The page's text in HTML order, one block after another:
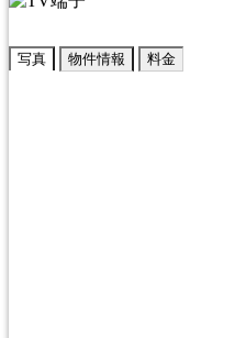
写真 物件情報 料金